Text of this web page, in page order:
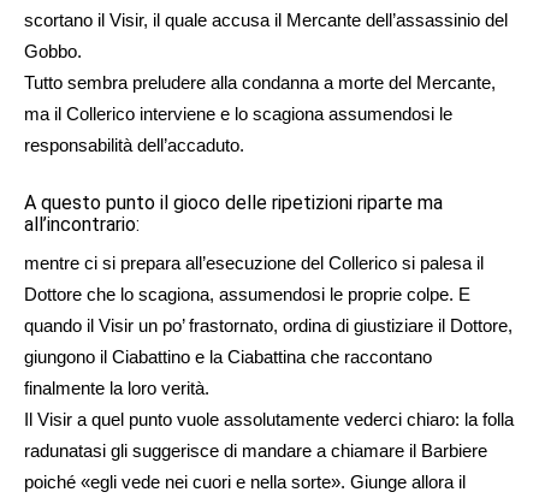
scortano il Visir, il quale accusa il Mercante dell’assassinio del
Gobbo.
Tutto sembra preludere alla condanna a morte del Mercante,
ma il Collerico interviene e lo scagiona assumendosi le
responsabilità dell’accaduto.
A questo punto il gioco delle ripetizioni riparte ma
all’incontrario:
mentre ci si prepara all’esecuzione del Collerico si palesa il
Dottore che lo scagiona, assumendosi le proprie colpe. E
quando il Visir un po’ frastornato, ordina di giustiziare il Dottore,
giungono il Ciabattino e la Ciabattina che raccontano
finalmente la loro verità.
Il Visir a quel punto vuole assolutamente vederci chiaro: la folla
radunatasi gli suggerisce di mandare a chiamare il Barbiere
poiché «egli vede nei cuori e nella sorte». Giunge allora il